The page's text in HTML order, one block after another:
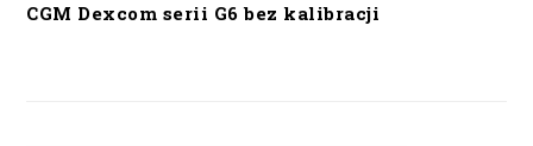
CGM Dexcom serii G6 bez kalibracji